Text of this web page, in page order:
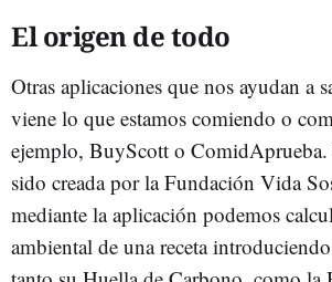
El origen de todo
Otras aplicaciones que nos ayudan a
viene lo que estamos comiendo o
ejemplo, BuyScott o ComidAprueba.
sido creada por la Fundación Vida
mediante la aplicación podemos
ambiental de una receta